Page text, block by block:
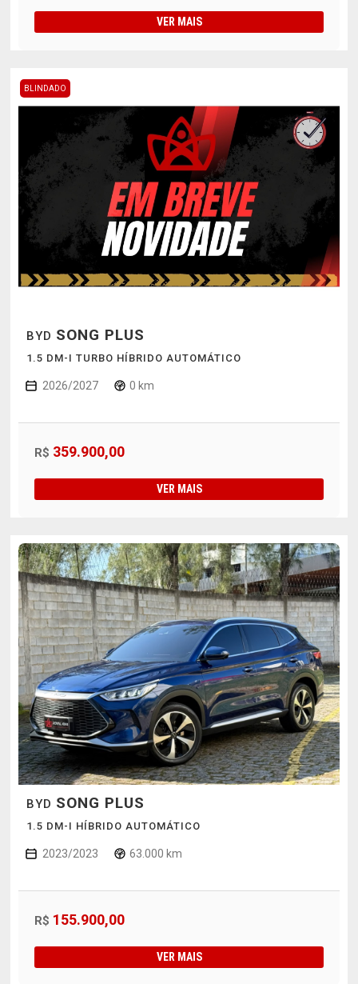
VER MAIS
BLINDADO
BYD SONG PLUS
1.5 DM-I TURBO HÍBRIDO AUTOMÁTICO
2026/2027 0 km
R$ 359.900,00
VER MAIS
BYD SONG PLUS
1.5 DM-I HÍBRIDO AUTOMÁTICO
2023/2023 63.000 km
R$ 155.900,00
VER MAIS